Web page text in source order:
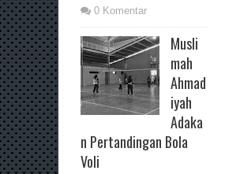
0 Komentar
Musli
mah
Ahmad
iyah
Adaka
n Pertandingan Bola
Voli